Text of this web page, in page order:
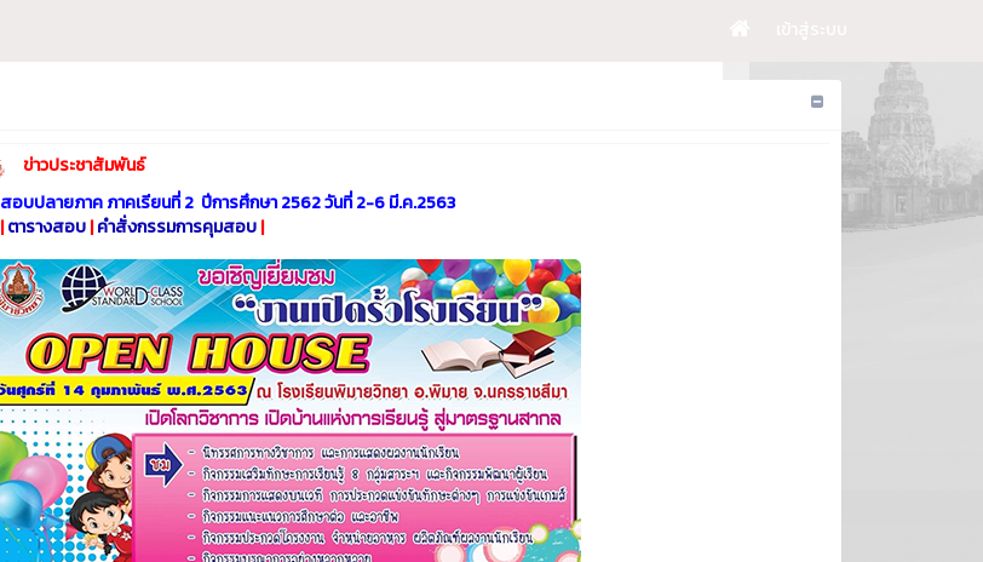
ข่าวประชาสัมพันธ์
สอบปลายภาค ภาคเรียนที่ 2 ปีการศึกษา 2562 วันที่ 2-6 มี.ค.2563
|ตารางสอบ|คำสั่งกรรมการคุมสอบ|